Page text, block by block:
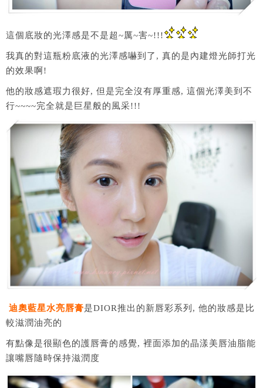
這個底妝的光澤感是不是超~厲~害~!!!
我真的對這瓶粉底液的光澤感嚇到了, 真的是內建燈光師打光
的效果啊!
他的妝感遮瑕力很好, 但是完全沒有厚重感, 這個光澤美到不
行~~~~完全就是巨星般的風采!!!
迪奧藍星水亮唇膏是DIOR推出的新唇彩系列, 他的妝感是比
較滋潤油亮的
有點像是很顯色的護唇膏的感覺, 裡面添加的晶漾美唇油脂能
讓嘴唇隨時保持滋潤度